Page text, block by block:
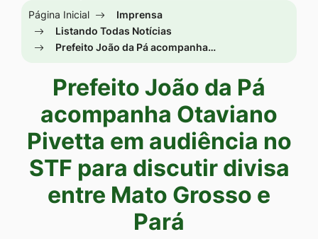
menu
[alt+2]
busca
[alt+3]
para
Seção
do
menu
Página Inicial
Imprensa
Listando Todas Notícias
Prefeito João da Pá acompanha…
Prefeito João da Pá
acompanha Otaviano
Pivetta em audiência no
STF para discutir divisa
entre Mato Grosso e
Pará